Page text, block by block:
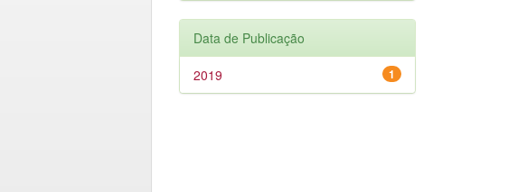
Data de Publicação
1
2019